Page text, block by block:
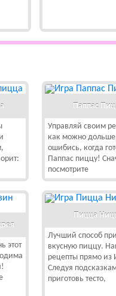
Паппас
Управляй своим
как можно
ошибись, когда
Паппас пиццу!
посмотрите
этот
Пицца
Лучший способ
вкусную пиццу.
рецепты прямо из
Следуя
приготовь тесто,